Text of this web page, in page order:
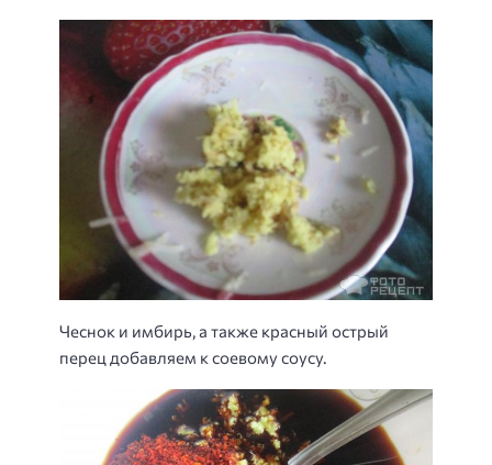
Чеснок и имбирь, а также красный острый
перец добавляем к соевому соусу.